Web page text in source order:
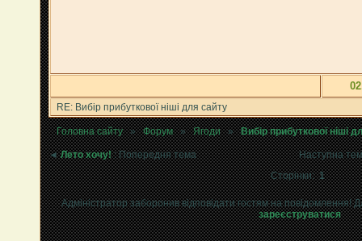
RE: Вибір прибуткової ніші для сайту
Головна сайту »Форум »Ягоди »Вибір прибуткової ніші
◄Лето хочу!: Попередня тема
Наступна
Сторінки:1
Адміністратор заборонив відповідати гостям на повідомлення!
зареєструватися